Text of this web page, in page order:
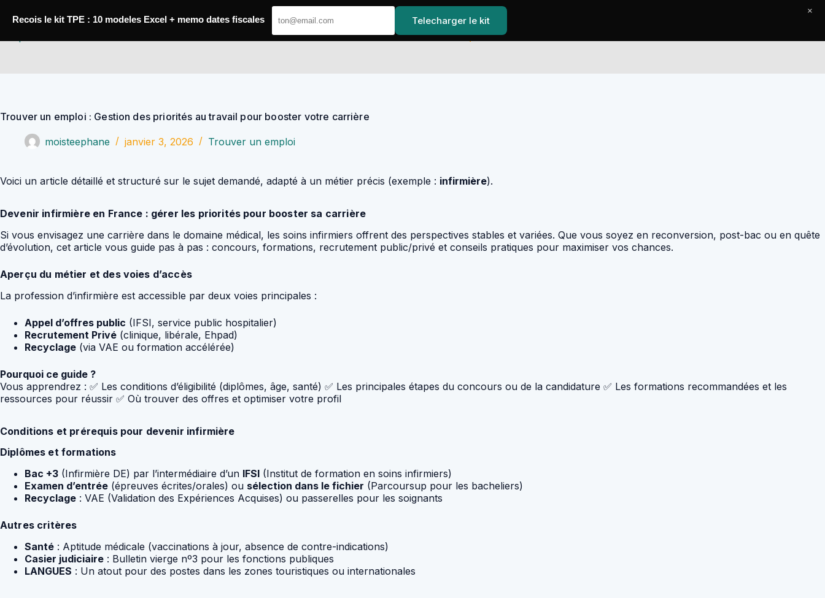
Trouver un emploi : Gestion des priorités au travail pour booster votre carrière
moisteephane janvier 3, 2026 Trouver un emploi
Voici un article détaillé et structuré sur le sujet demandé, adapté à un métier précis (exemple : infirmière).
Devenir infirmière en France : gérer les priorités pour booster sa carrière
Si vous envisagez une carrière dans le domaine médical, les soins infirmiers offrent des perspectives stables et variées. Que vous soyez en reconversion, post-bac ou en quête
d’évolution, cet article vous guide pas à pas : concours, formations, recrutement public/privé et conseils pratiques pour maximiser vos chances.
Aperçu du métier et des voies d’accès
La profession d’infirmière est accessible par deux voies principales :
Appel d’offres public (IFSI, service public hospitalier)
Recrutement Privé (clinique, libérale, Ehpad)
Recyclage (via VAE ou formation accélérée)
Pourquoi ce guide ?
Vous apprendrez : ✅ Les conditions d’éligibilité (diplômes, âge, santé) ✅ Les principales étapes du concours ou de la candidature ✅ Les formations recommandées et les
ressources pour réussir ✅ Où trouver des offres et optimiser votre profil
Conditions et prérequis pour devenir infirmière
Diplômes et formations
Bac +3 (Infirmière DE) par l’intermédiaire d’un IFSI (Institut de formation en soins infirmiers)
Examen d’entrée (épreuves écrites/orales) ou sélection dans le fichier (Parcoursup pour les bacheliers)
Recyclage : VAE (Validation des Expériences Acquises) ou passerelles pour les soignants
Autres critères
Santé : Aptitude médicale (vaccinations à jour, absence de contre-indications)
Casier judiciaire : Bulletin vierge nº3 pour les fonctions publiques
LANGUES : Un atout pour des postes dans les zones touristiques ou internationales
Recois le kit TPE : 10 modeles Excel + memo dates fiscales Telecharger le kit
×